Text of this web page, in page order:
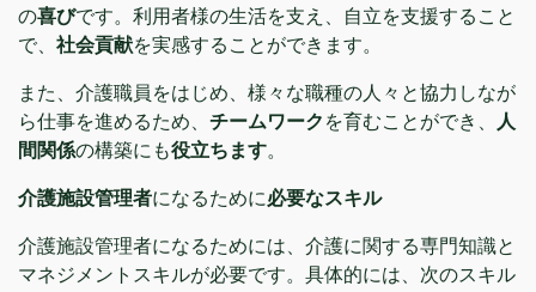
の喜びです。利用者様の生活を支え、自立を支援すること
で、 社会貢献を実感することができます。
また、介護職員をはじめ、様々な職種の人々と協力しなが
ら仕事を進めるため、 チームワーク を育むことができ、
人
間関係の構築にも役立ちます。
介護施設管理者になるために必要なスキル
介護施設管理者になるためには、介護に関する専門知識と
マネジメントスキルが必要です。具体的には、次のスキル